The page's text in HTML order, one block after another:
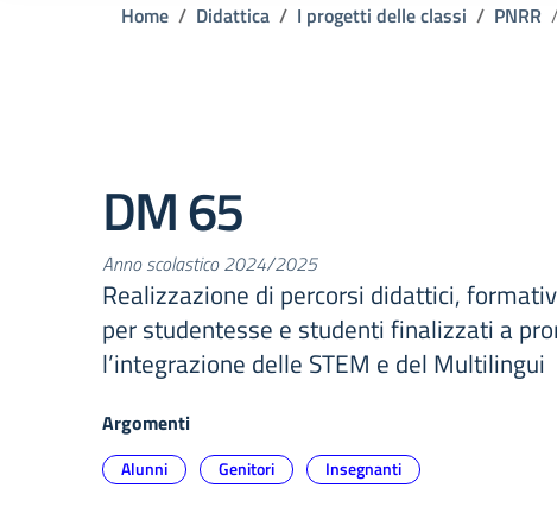
Home Didattica I progetti delle classi PNRR
DM 65
Anno scolastico 2024/2025
Realizzazione di percorsi didattici,
per studentesse e studenti finalizzati a
l’integrazione delle STEM e del Multilingui
Argomenti
Alunni Genitori Insegnanti